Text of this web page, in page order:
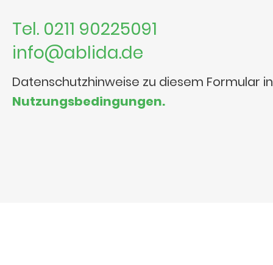
Tel. 0211 90225091
info@ablida.de
Datenschutzhinweise zu diesem Formular
Nutzungsbedingungen.